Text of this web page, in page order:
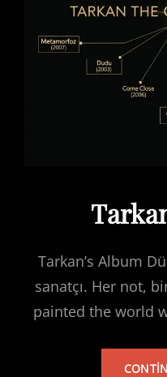
Tarkan’s Album
sanatçı. Her not,
painted the world